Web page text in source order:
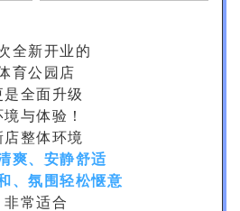
全新开业的
育公园店
是全面升级
境与体验！
店整体环境
爽、安静舒适
、氛围轻松惬意
非常适合